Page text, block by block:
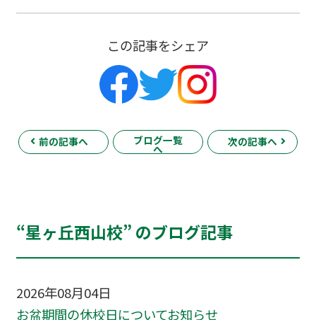
この記事をシェア
前の記事へ ブログ一覧
へ
次の記事へ
“星ヶ丘西山校” のブログ記事
2026年08月04日
お盆期間の休校日についてお知らせ